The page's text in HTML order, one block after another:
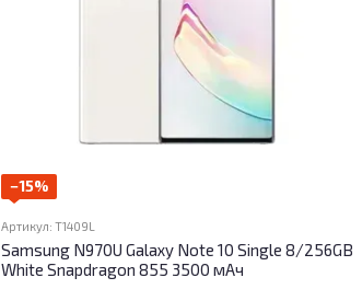
−15%
Артикул: T1409L
Samsung N970U Galaxy Note 10 Single 8/256GB
White Snapdragon 855 3500 мАч